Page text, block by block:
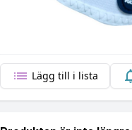
Lägg till i lista